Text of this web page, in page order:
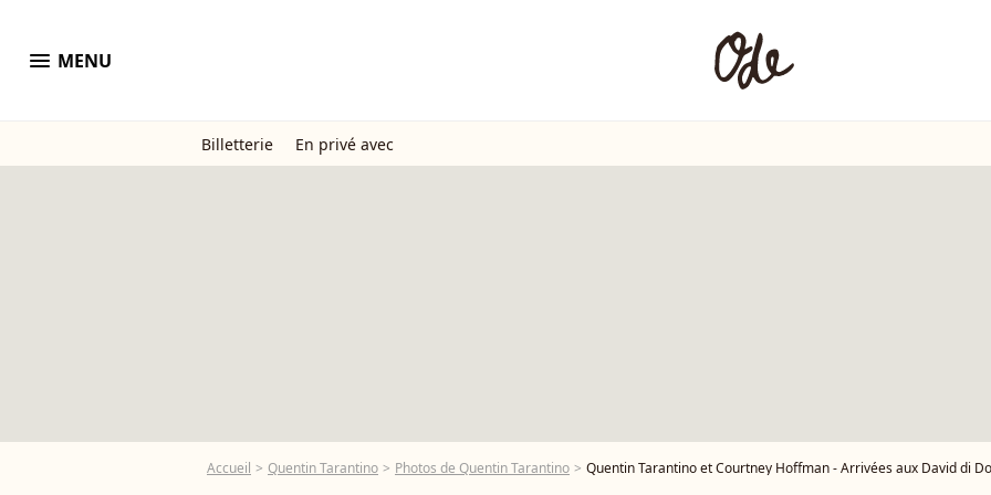
menu MENU
Billetterie En privé avec
Accueil Quentin Tarantino Photos de Quentin Tarantino Quentin Tarantino et Courtney Hoffman - Arrivées aux David di Donatello Awards à Rome, les